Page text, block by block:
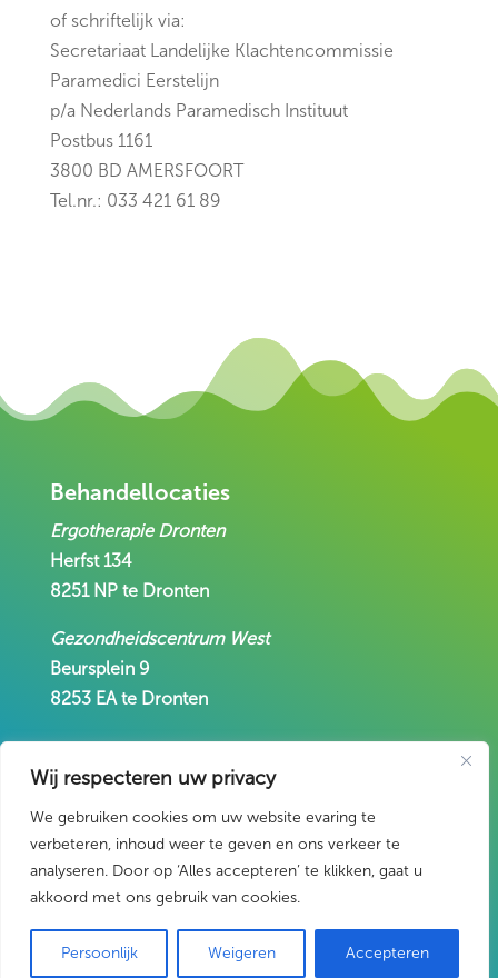
Wij respecteren uw privacy
We gebruiken cookies om uw website evaring te
verbeteren, inhoud weer te geven en ons verkeer te
analyseren. Door op ‘Alles accepteren’ te klikken, gaat u
akkoord met ons gebruik van cookies.
Persoonlijk Weigeren Accepteren
of schriftelijk via:
Secretariaat Landelijke Klachtencommissie
Paramedici Eerstelijn
p/a Nederlands Paramedisch Instituut
Postbus 1161
3800 BD AMERSFOORT
Tel.nr.: 033 421 61 89
Behandellocaties
Ergotherapie Dronten
Herfst 134
8251 NP te Dronten
Gezondheidscentrum West
Beursplein 9
8253 EA te Dronten
Contact
Klachten
Algemene voorwaarden
Privacy
© 2026 | Ergotherapie Dronten - alle rechten
voorbehouden